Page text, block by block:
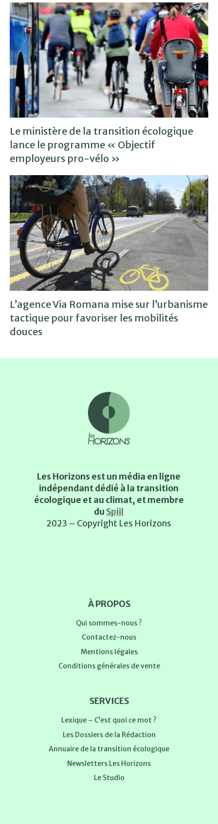
Le ministère de la transition écologique
lance le programme « Objectif
employeurs pro-vélo »
L’agence Via Romana mise sur l’urbanisme
tactique pour favoriser les mobilités
douces
Les Horizons est un média en ligne
indépendant dédié à la transition
écologique et au climat, et membre
du Spiil
2023 – Copyright Les Horizons
À PROPOS
Qui sommes-nous ?
Contactez-nous
Mentions légales
Conditions générales de vente
SERVICES
Lexique – C’est quoi ce mot ?
Les Dossiers de la Rédaction
Annuaire de la transition écologique
Newsletters Les Horizons
Le Studio